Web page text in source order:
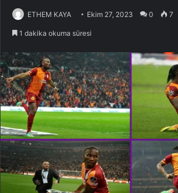
ETHEM KAYA Ekim 27, 2023 0 7
1 dakika okuma süresi